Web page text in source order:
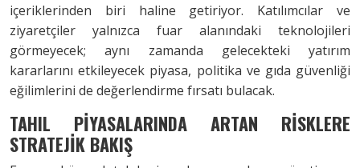
içeriklerinden biri haline getiriyor. Katılımcılar ve
ziyaretçiler yalnızca fuar alanındaki teknolojileri
görmeyecek; aynı zamanda gelecekteki yatırım
kararlarını etkileyecek piyasa, politika ve gıda güvenliği
eğilimlerini de değerlendirme fırsatı bulacak.
TAHIL PİYASALARINDA ARTAN RİSKLERE
STRATEJİK BAKIŞ